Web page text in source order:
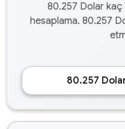
80.257 Dolar kaç
hesaplama. 80.257
80.257